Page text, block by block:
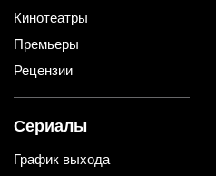
Кинотеатры
Премьеры
Рецензии
Сериалы
График выхода